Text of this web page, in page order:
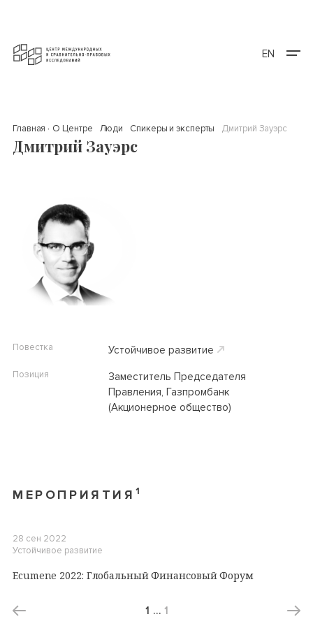
EN
Главная О Центре Люди Спикеры и эксперты Дмитрий Зауэрс
Дмитрий Зауэрс
Повестка Устойчивое развитие
Позиция
Заместитель Председателя
Правления, Газпромбанк
(Акционерное общество)
МЕРОПРИЯТИЯ 1
28 сен 2022
Устойчивое развитие
Ecumene 2022: Глобальный Финансовый Форум
1 … 1